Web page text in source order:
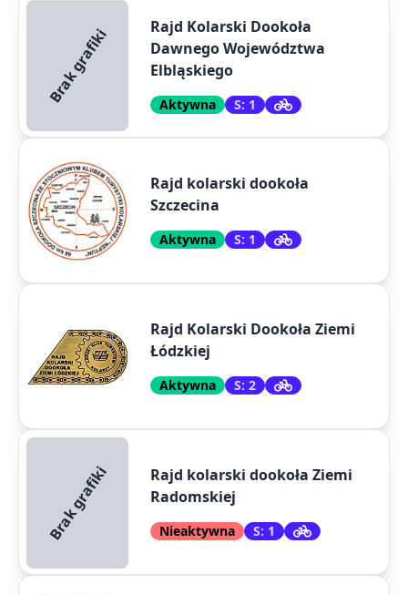
Brak grafiki
Rajd Kolarski Dookoła
Dawnego Województwa
Elbląskiego
Aktywna S: 1
Rajd kolarski dookoła
Szczecina
Aktywna S: 1
Rajd Kolarski Dookoła Ziemi
Łódzkiej
Aktywna S: 2
Brak grafiki
Rajd kolarski dookoła Ziemi
Radomskiej
Nieaktywna S: 1